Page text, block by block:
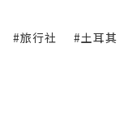
#旅行社 #土耳其